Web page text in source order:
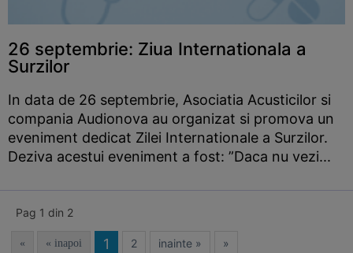
26 septembrie: Ziua Internationala a
Surzilor
In data de 26 septembrie, Asociatia Acusticilor si
compania Audionova au organizat si promova un
eveniment dedicat Zilei Internationale a Surzilor.
Deziva acestui eveniment a fost: ”Daca nu vezi...
Pag 1 din 2
« « inapoi 1 2 inainte » »